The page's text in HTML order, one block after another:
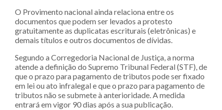
O Provimento nacional ainda relaciona entre os
documentos que podem ser levados a protesto
gratuitamente as duplicatas escriturais (eletrônicas) e
demais títulos e outros documentos de dívidas.
Segundo a Corregedoria Nacional de Justiça, a norma
atende a definição do Supremo Tribunal Federal (STF), de
que o prazo para pagamento de tributos pode ser fixado
em lei ou ato infralegal e que o prazo para pagamento de
tributos não se submete à anterioridade. A medida
entrará em vigor 90 dias após a sua publicação.